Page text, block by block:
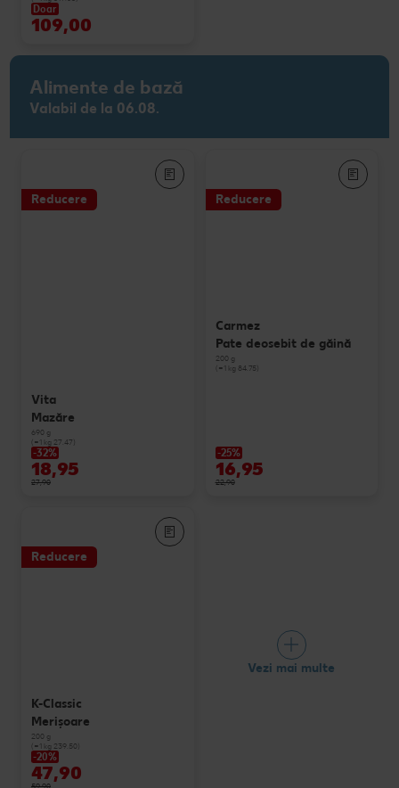
Doar
109,00
Alimente de bază
Valabil de la 06.08.
Reducere
Vita
Mazăre
690 g
(=1 kg 27.47)
-32%
18,95
27,90
Reducere
Carmez
Pate deosebit de găină
200 g
(=1 kg 84.75)
-25%
16,95
22,90
Reducere
K-Classic
Merişoare
200 g
(=1 kg 239.50)
-20%
47,90
59,90
Vezi mai multe